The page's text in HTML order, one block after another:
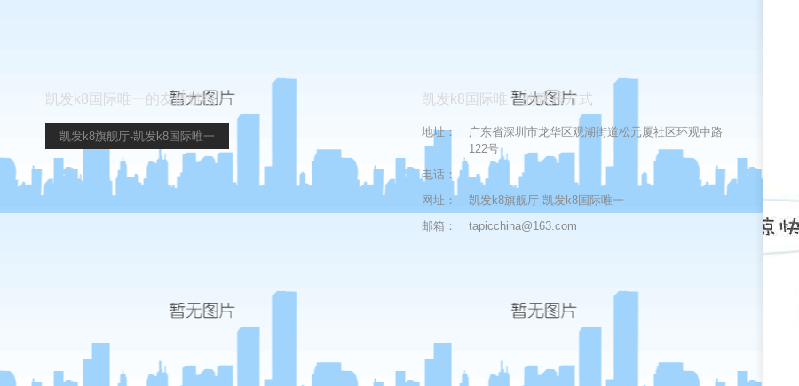
凯发k8国际唯一的友情链接
凯发k8旗舰厅-凯发k8国际唯一
凯发k8国际唯一的联系方式
地址：
广东省深圳市龙华区观湖街道松元厦社区环观中路
122号
电话：
网址：
凯发k8旗舰厅-凯发k8国际唯一
邮箱：
tapicchina@163.com